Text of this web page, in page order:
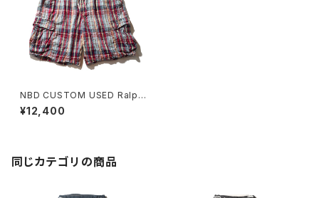
NBD CUSTOM USED Ralph
Lauren Cargo Short I
¥12,400
同じカテゴリの商品